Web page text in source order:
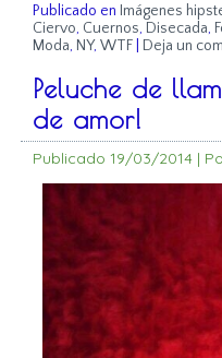
Publicado en Imágenes
Ciervo, Cuernos, Disecada,
Moda, NY,WTF Deja un
Peluche de
de amor!
Publicado 19/03/2014 |